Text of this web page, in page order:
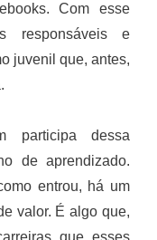
Com esse
responsáveis e
juvenil que, antes,
participa dessa
de aprendizado.
entrou, há um
valor. É algo que,
que esses